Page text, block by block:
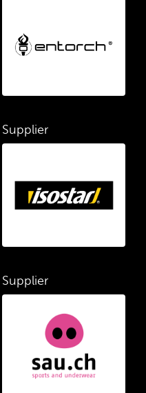
Supplier
Supplier